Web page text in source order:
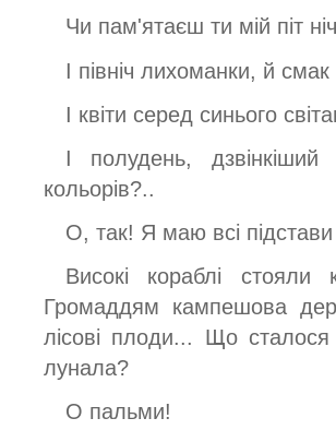
Чи пам'ятаєш ти мій піт
І північ лихоманки, й
І квіти серед синього
І полудень,
кольорів?..
О, так! Я маю всі
Високі кораблі
Громаддям кампешова
лісові плоди... Що
лунала?
О пальми!